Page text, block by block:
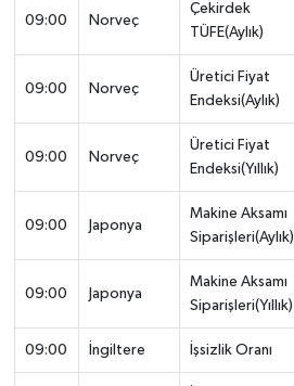
09:00 Norveç
Çekirdek
TÜFE(Aylık)
09:00 Norveç
Üretici Fiyat
Endeksi(Aylık)
09:00 Norveç
Üretici Fiyat
Endeksi(Yıllık)
09:00 Japonya
Makine Aksamı
Siparişleri(Aylık)
09:00 Japonya
Makine Aksamı
Siparişleri(Yıllık)
09:00 İngiltere İşsizlik Oranı